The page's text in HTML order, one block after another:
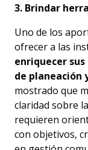
3. Brindar
Uno de los
ofrecer a las
enriquecer
de planeación
mostrado que
claridad sobre
requieren
con objetivos,